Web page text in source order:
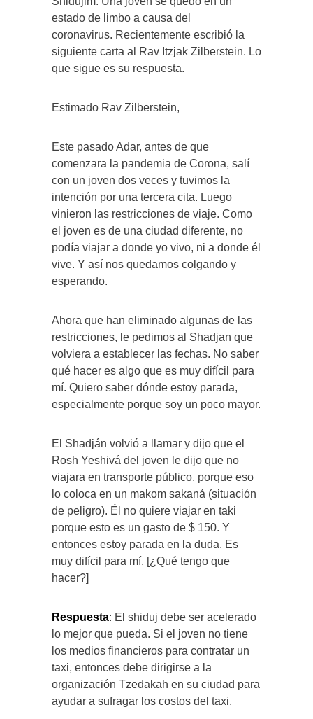
estado de limbo a causa del
coronavirus. Recientemente escribió la
siguiente carta al Rav Itzjak Zilberstein. Lo
que sigue es su respuesta.
Estimado Rav Zilberstein,
Este pasado Adar, antes de que
comenzara la pandemia de Corona, salí
con un joven dos veces y tuvimos la
intención por una tercera cita. Luego
vinieron las restricciones de viaje. Como
el joven es de una ciudad diferente, no
podía viajar a donde yo vivo, ni a donde él
vive. Y así nos quedamos colgando y
esperando.
Ahora que han eliminado algunas de las
restricciones, le pedimos al Shadjan que
volviera a establecer las fechas. No saber
qué hacer es algo que es muy difícil para
mí. Quiero saber dónde estoy parada,
especialmente porque soy un poco mayor.
El Shadján volvió a llamar y dijo que el
Rosh Yeshivá del joven le dijo que no
viajara en transporte público, porque eso
lo coloca en un makom sakaná (situación
de peligro). Él no quiere viajar en taki
porque esto es un gasto de $ 150. Y
entonces estoy parada en la duda. Es
muy difícil para mí. [¿Qué tengo que
hacer?]
Respuesta: El shiduj debe ser acelerado
lo mejor que pueda. Si el joven no tiene
los medios financieros para contratar un
taxi, entonces debe dirigirse a la
organización Tzedakah en su ciudad para
ayudar a sufragar los costos del taxi.